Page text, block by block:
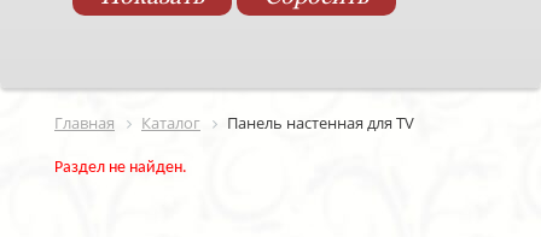
Главная Каталог Панель настенная для TV
Раздел не найден.